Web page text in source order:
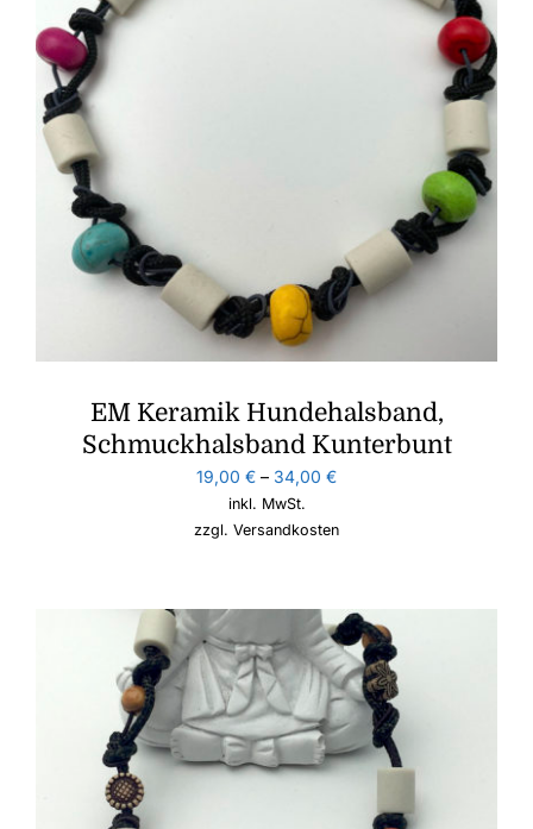
EM Keramik Hundehalsband,
Schmuckhalsband Kunterbunt
19,00 € – 34,00 €
inkl. MwSt.
zzgl. Versandkosten